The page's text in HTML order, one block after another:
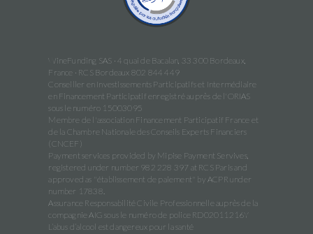
WineFunding SAS · 4 quai de Bacalan, 33 300 Bordeaux,
France · RCS Bordeaux 802 844 449
Conseiller en Investissements Participatifs et Intermédiaire
en Financement Participatif enregistré auprès de l'ORIAS
sous le numéro 15003095
Membre de l'association Financement Participatif France et
de la Chambre Nationale des Conseils Experts Financiers
(CNCEF)
Payment services provided by Mipise Payment Servives,
registered under number 982 228 397 at RCS Paris and
approved as "établissement de paiement" by ACPR under
number 17838.
Assurance Responsabilité Civile Professionnelle auprès de la
compagnie AIG sous le numéro de police RD02011216Y
L’abus d’alcool est dangereux pour la santé